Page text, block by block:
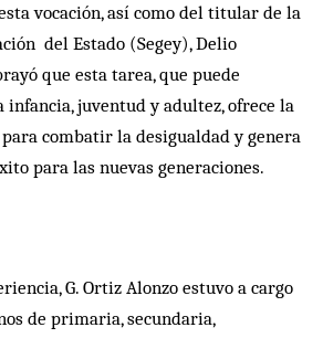
vocación, así como del titular de la
del Estado (Segey), Delio
que esta tarea, que puede
infancia, juventud y adultez, ofrece la
combatir la desigualdad y genera
para las nuevas generaciones.
G. Ortiz Alonzo estuvo a cargo
de primaria, secundaria,